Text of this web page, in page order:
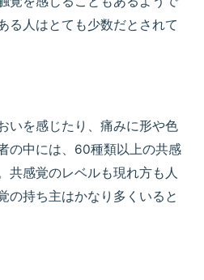
る人はとても少数だとされて
いを感じたり、痛みに形や色
の中には、 60種類以上の共感
共感覚のレベルも現れ方も人
の持ち主はかなり多くいると